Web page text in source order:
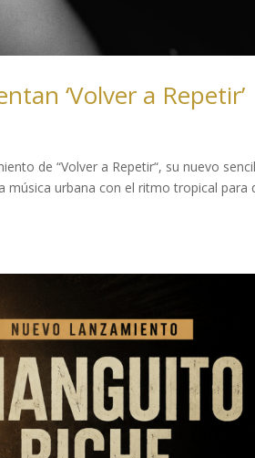
‘Volver a Repetir’
de “Volver a Repetir“, su nuevo
música urbana con el ritmo tropical para